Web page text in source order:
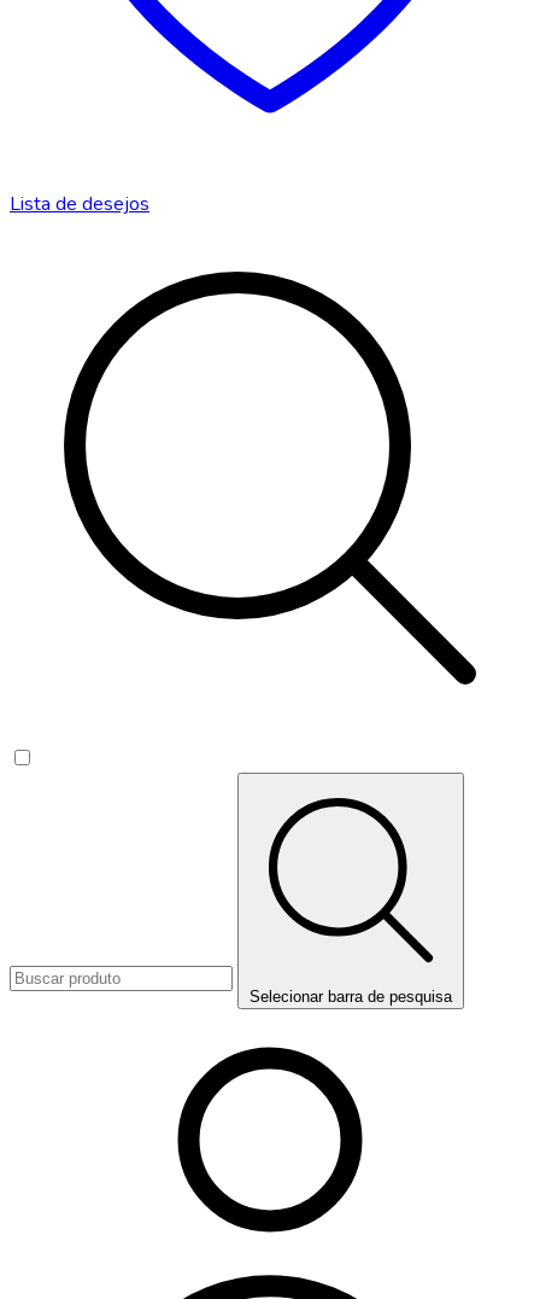
Lista de desejos
Selecionar barra de pesquisa